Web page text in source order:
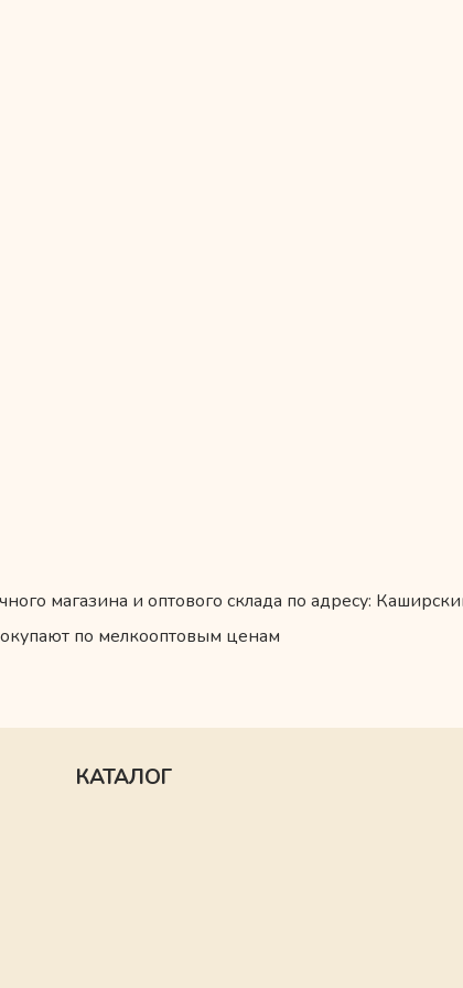
магазина и оптового склада по адресу:
по мелкооптовым ценам
КАТАЛОГ